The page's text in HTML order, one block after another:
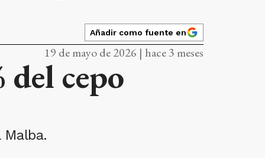
Añadir como fuente en
19 de mayo de 2026 | hace 3 meses
cepo